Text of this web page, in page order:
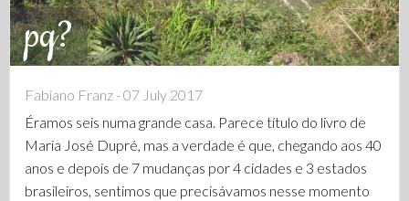
pq?
Fabiano Franz - 07 July 2017
Éramos seis numa grande casa. Parece título do livro de
Maria José Dupré, mas a verdade é que, chegando aos 40
anos e depois de 7 mudanças por 4 cidades e 3 estados
brasileiros, sentimos que precisávamos nesse momento